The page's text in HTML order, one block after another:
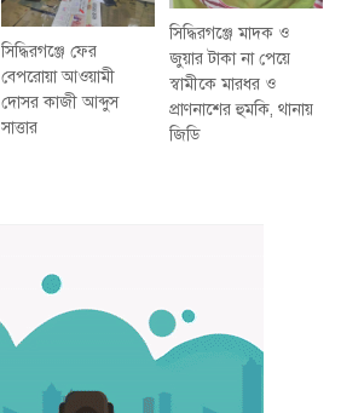
সিদ্ধিরগঞ্জে ফের
বেপরোয়া আওয়ামী
দোসর কাজী আব্দুস
সাত্তার
সিদ্ধিরগঞ্জে মাদক ও
জুয়ার টাকা না পেয়ে
স্বামীকে মারধর ও
প্রাণনাশের হুমকি, থানায়
জিডি